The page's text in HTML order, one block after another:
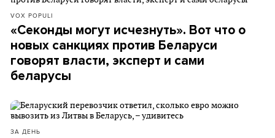
VOX POPULI
«Секонды могут исчезнуть». Вот что о
новых санкциях против Беларуси
говорят власти, эксперт и сами
беларусы
ЗА ДЕНЬ